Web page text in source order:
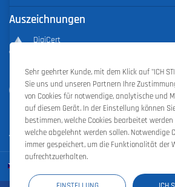
Auszeichnungen
DigiCert
Outstanding Sales Performance Award
2022
Sehr geehrter Kunde, mit dem Klick auf "ICH
Sie uns und unseren Partnern Ihre
von Cookies für notwendige, analytische und
auf diesem Gerät. In der Einstellung können
bestimmen, welche Cookies bearbeitet werden
welche abgelehnt werden sollen. Notwendige
immer gespeichert, um die Funktionalität der
aufrechtzuerhalten.